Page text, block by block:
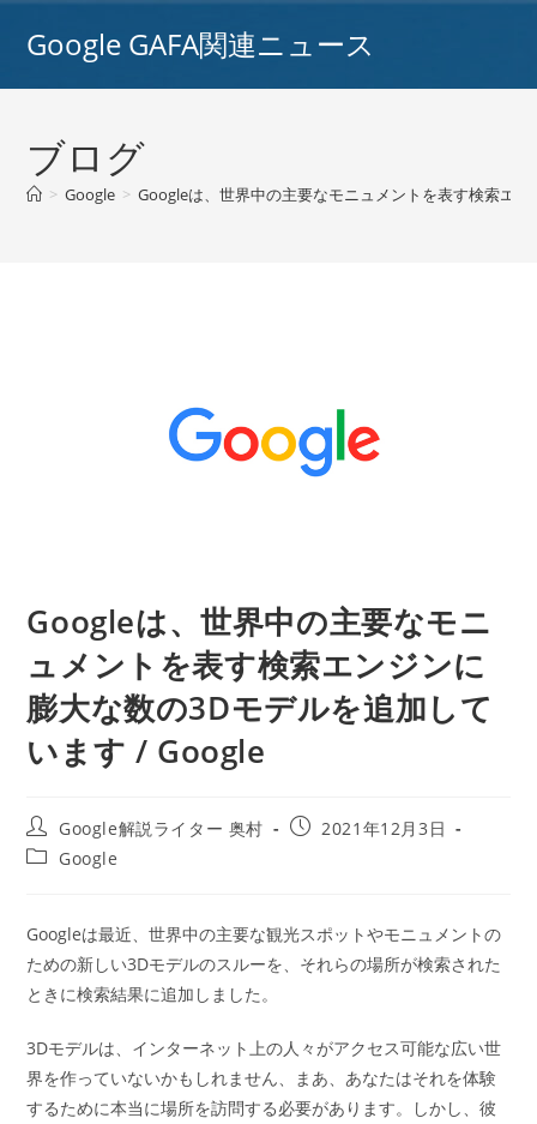
Google GAFA関連ニュース
ブログ
> Google > Googleは、世界中の主要なモニュメントを表す検索エ
Googleは、世界中の主要なモニ
ュメントを表す検索エンジンに
膨大な数の3Dモデルを追加して
います / Google
投
稿
者:
Google解説ライター 奥村
投
2021年12月3日
投
テ
ゴ
リ
ー:
Google
Googleは最近、世界中の主要な観光スポットやモニュメントの
ための新しい3Dモデルのスルーを、それらの場所が検索された
ときに検索結果に追加しました。
3Dモデルは、インターネット上の人々がアクセス可能な広い世
界を作っていないかもしれません、まあ、あなたはそれを体験
するために本当に場所を訪問する必要があります。しかし、彼